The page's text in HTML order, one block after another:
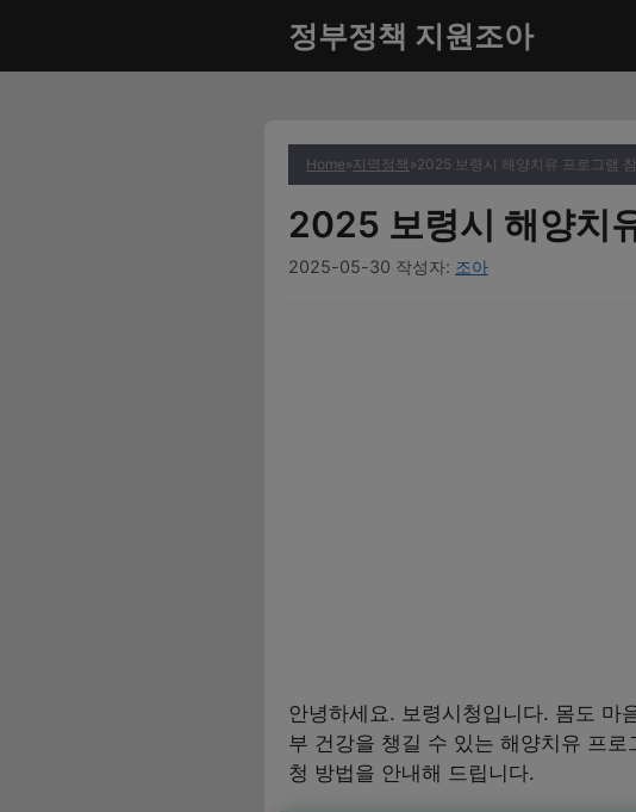
츠
정부정책 지원조아
Home»지역정책 »2025 보령시 해양치유 프로그램
2025 보령시 해양치
2025-05-30 작성자: 조아
안녕하세요. 보령시청입니다. 몸도 마
부 건강을 챙길 수 있는 해양치유 프
청 방법을 안내해 드립니다.